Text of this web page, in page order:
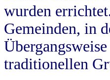
wurden
Gemeinden, in
traditionellen